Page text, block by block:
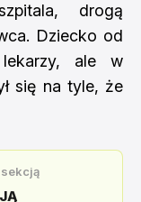
drogą
Dziecko od
lekarzy, ale w
się na tyle, że